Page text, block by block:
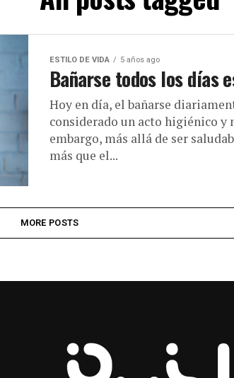
ESTILO DE VIDA 5 años ago
Bañarse todos los días
Hoy en día, el bañarse
considerado un acto higiénico y
embargo, más allá de ser
más que el...
MORE POSTS